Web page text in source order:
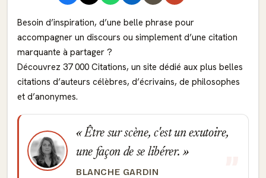
Besoin d’inspiration, d’une belle phrase pour
accompagner un discours ou simplement d’une citation
marquante à partager ?
Découvrez 37 000 Citations, un site dédié aux plus belles
citations d’auteurs célèbres, d’écrivains, de philosophes
et d’anonymes.
Être sur scène, c'est un exutoire,
une façon de se libérer.
BLANCHE GARDIN